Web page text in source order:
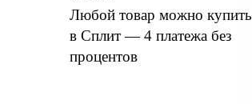
Любой товар можно купить
в Сплит — 4 платежа без
процентов